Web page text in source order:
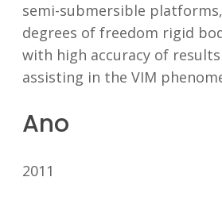
semi-submersible
degrees of freedom rigid
with high accuracy of
assisting in the VIM
Ano
2011